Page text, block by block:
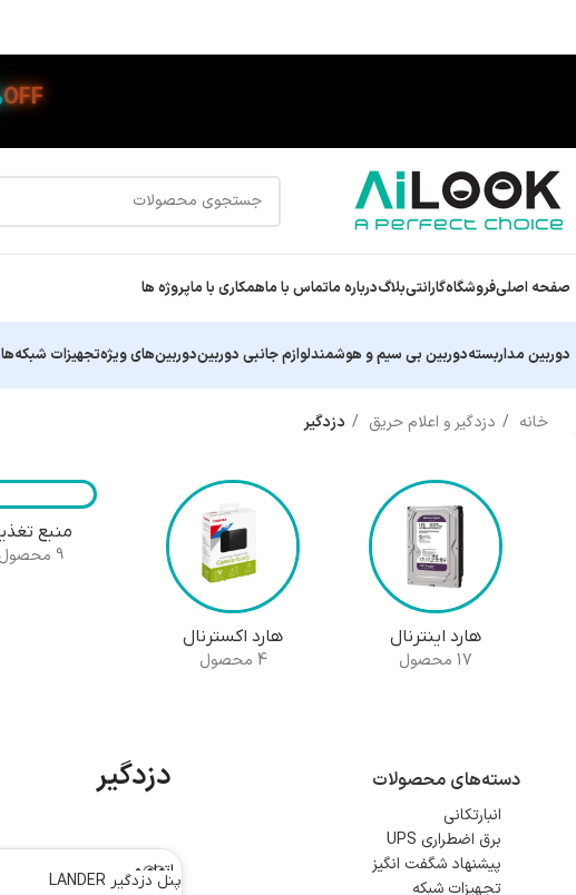
صفحه اصلیفروشگاهگارانتیبلاگدرباره ماتماس با ماهمکاری با ماپروژه ها
دوربین مداربستهدوربین بی سیم و هوشمندلوازم جانبی دوربیندوربین‌های ویژهتجهیزات شبکه
خانه دزدگیر و اعلام حریق دزدگیر
هارد اینترنال
17 محصول
هارد اکسترنال
4 محصول
منبع
9 محصول
دسته‌های محصولات
انبارتکانی
برق اضطراری UPS
پیشنهاد شگفت انگیز
تجهیزات شبکه
دزدگیر
اتمام م
وجود
پنل دزدگیر LANDER
OFF